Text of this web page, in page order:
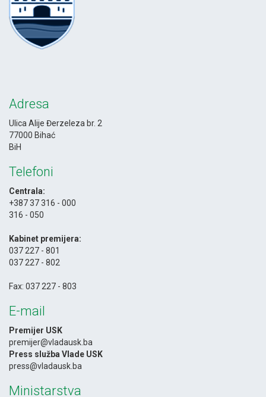
Adresa
Ulica Alije Đerzeleza br. 2
77000 Bihać
BiH
Telefoni
Centrala:
+387 37 316 - 000
316 - 050
Kabinet premijera:
037 227 - 801
037 227 - 802
Fax: 037 227 - 803
E-mail
Premijer USK
premijer@vladausk.ba
Press služba Vlade USK
press@vladausk.ba
Ministarstva